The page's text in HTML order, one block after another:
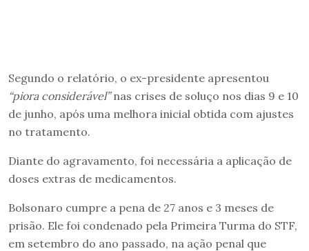
Segundo o relatório, o ex-presidente apresentou
“piora considerável”nas crises de soluço nos dias 9 e 10
de junho, após uma melhora inicial obtida com ajustes
no tratamento.
Diante do agravamento, foi necessária a aplicação de
doses extras de medicamentos.
Bolsonaro cumpre a pena de 27 anos e 3 meses de
prisão. Ele foi condenado pela Primeira Turma do STF,
em setembro do ano passado, na ação penal que